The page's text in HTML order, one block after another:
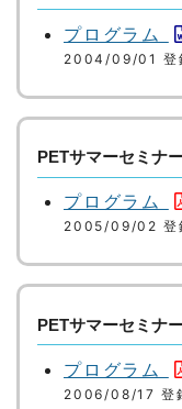
プログラム
2004/09/01 登
PETサマーセミナ
プログラム
2005/09/02 登
PETサマーセミナ
プログラム
2006/08/17 登